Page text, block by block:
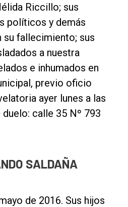
Riccillo; sus
políticos y demás
su fallecimiento; sus
a nuestra
e inhumados en
previo oficio
ayer lunes a las
duelo: calle 35 Nº 793
SALDAÑA
de 2016. Sus hijos